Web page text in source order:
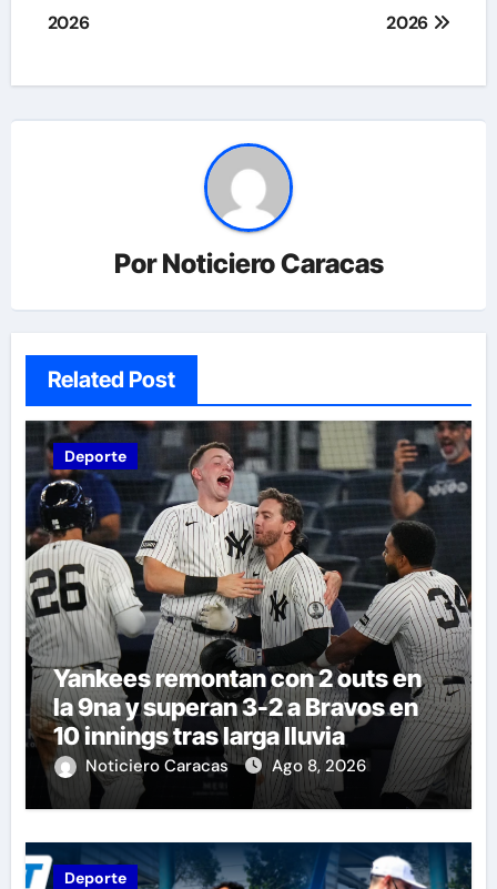
entradas
2026
2026
PorNoticiero Caracas
Related Post
Deporte
Yankees remontan con 2 outs en
la 9na y superan 3-2 a Bravos en
10 innings tras larga lluvia
Noticiero Caracas Ago 8, 2026
Deporte